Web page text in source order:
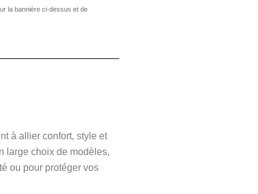
la bannière ci-dessus et de
à allier confort, style et
large choix de modèles,
ou pour protéger vos